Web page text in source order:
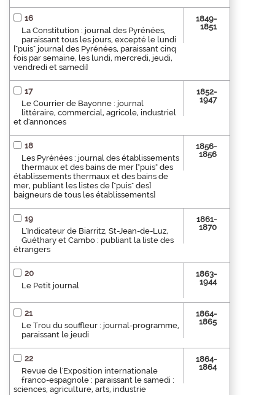
16
La Constitution : journal des Pyrénées,
paraissant tous les jours, excepté le lundi
["puis" journal des Pyrénées, paraissant cinq
fois par semaine, les lundi, mercredi, jeudi,
vendredi et samedi]
1849-
1851
17
Le Courrier de Bayonne : journal
littéraire, commercial, agricole, industriel
et d'annonces
1852-
1947
18
Les Pyrénées : journal des établissements
thermaux et des bains de mer ["puis" des
établissements thermaux et des bains de
mer, publiant les listes de ["puis" des]
baigneurs de tous les établissements]
1856-
1856
19
L'Indicateur de Biarritz, St-Jean-de-Luz,
Guéthary et Cambo : publiant la liste des
étrangers
1861-
1870
20
Le Petit journal
1863-
1944
21
Le Trou du souffleur : journal-programme,
paraissant le jeudi
1864-
1865
22
Revue de l'Exposition internationale
franco-espagnole : paraissant le samedi :
sciences, agriculture, arts, industrie
1864-
1864